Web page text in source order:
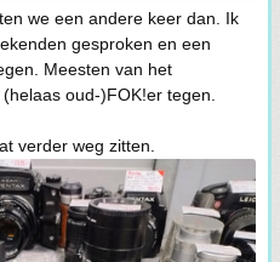
we een andere keer dan. Ik
gesproken en een
Meesten van het
oud-)FOK!er tegen.
verder weg zitten.